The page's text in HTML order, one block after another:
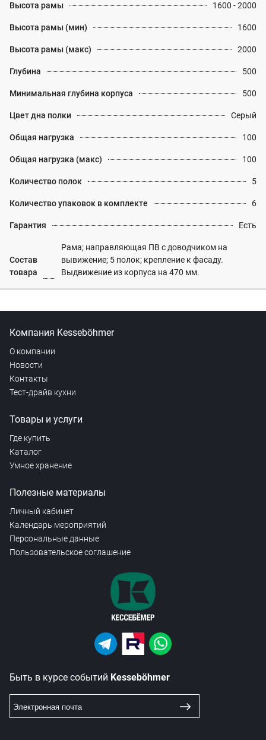
Высота рамы 1600 - 2000
Высота рамы (мин) 1600
Высота рамы (макс) 2000
Глубина 500
Минимальная глубина корпуса 500
Цвет дна полки Серый
Общая нагрузка 100
Общая нагрузка (макс) 100
Количество полок 5
Количество упаковок в комплекте 6
Гарантия Есть
Состав
товара
Рама; направляющая ПВ с доводчиком на
вывижение; 5 полок; крепление к фасаду.
Выдвижение из корпуса на 470 мм.
Компания Kesseböhmer
О компании
Новости
Контакты
Тест-драйв кухни
Товары и услуги
Где купить
Каталог
Умное хранение
Полезные материалы
Личный кабинет
Календарь мероприятий
Персональные данные
Пользовательское соглашение
Быть в курсе событий Kesseböhmer